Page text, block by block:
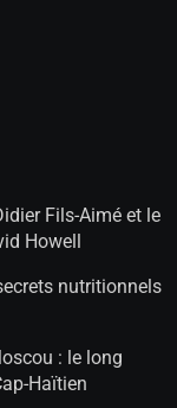
Fils-Aimé et le
Howell
nutritionnels
: le long
Haïtien